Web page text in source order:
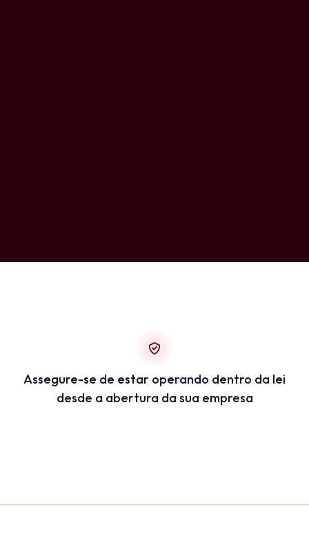
Assegure-se de estar operando dentro da lei
desde a abertura da sua empresa